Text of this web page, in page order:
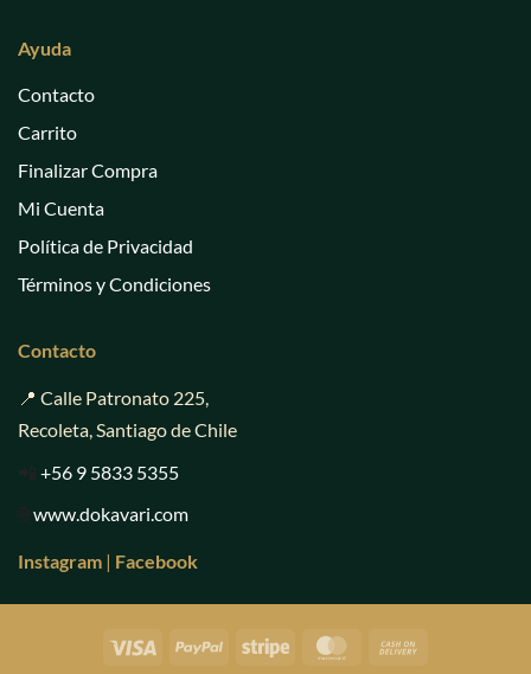
Ayuda
Contacto
Carrito
Finalizar Compra
Mi Cuenta
Política de Privacidad
Términos y Condiciones
Contacto
📍 Calle Patronato 225,
Recoleta, Santiago de Chile
📲 +56 9 5833 5355
🌐www.dokavari.com
Instagram | Facebook
Visa PayPal Stripe MasterCard